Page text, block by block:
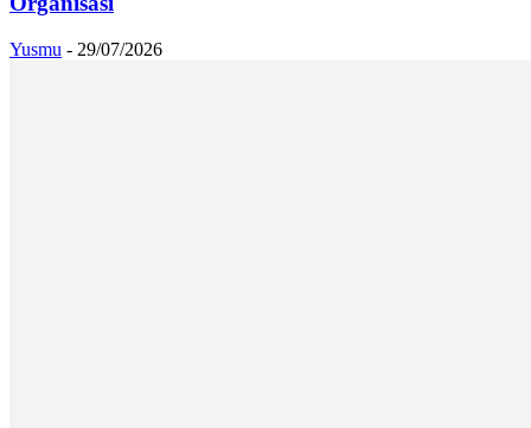
Yusmu - 29/07/2026